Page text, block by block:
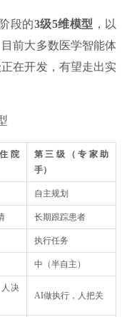
段的3级5维模型 ，以
前大多数医学智能体
在开发，有望走出实
院
第三级（专家助
手）
自主规划
长期跟踪患者
执行任务
中（半自主）
决
AI做执行，人把关